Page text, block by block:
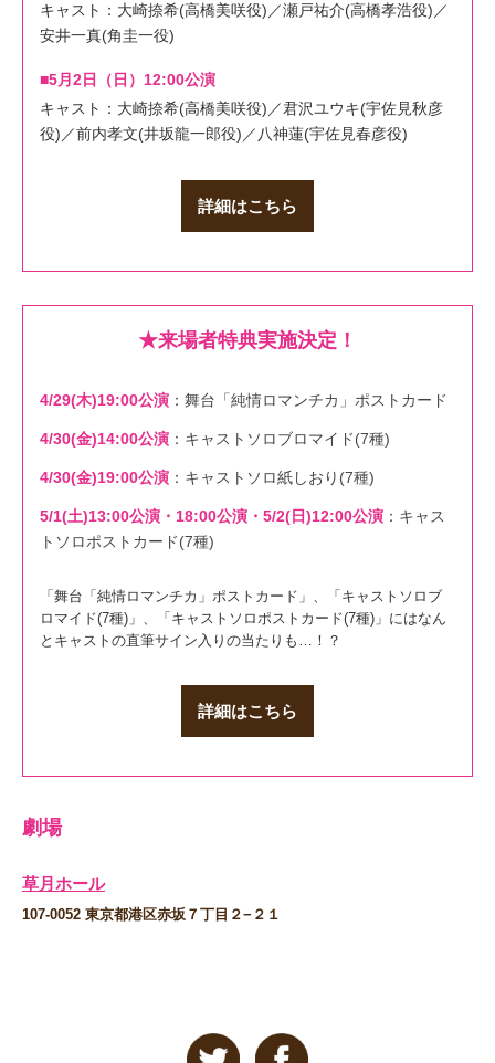
キャスト：大崎捺希(高橋美咲役)／瀬戸祐介(高橋孝浩役)／
安井一真(角圭一役)
■5月2日（日）12:00公演
キャスト：大崎捺希(高橋美咲役)／君沢ユウキ(宇佐見秋彦
役)／前内孝文(井坂龍一郎役)／八神蓮(宇佐見春彦役)
詳細はこちら
★来場者特典実施決定！
4/29(木)19:00公演 ：舞台「純情ロマンチカ」ポストカード
4/30(金)14:00公演 ：キャストソロブロマイド(7種)
4/30(金)19:00公演 ：キャストソロ紙しおり(7種)
5/1(土)13:00公演・18:00公演・5/2(日)12:00公演 ：キャス
トソロポストカード(7種)
「舞台「純情ロマンチカ」ポストカード」、「キャストソロブ
ロマイド(7種)」、「キャストソロポストカード(7種)」にはなん
とキャストの直筆サイン入りの当たりも…！？
詳細はこちら
劇場
草月ホール
107-0052 東京都港区赤坂７丁目２−２１